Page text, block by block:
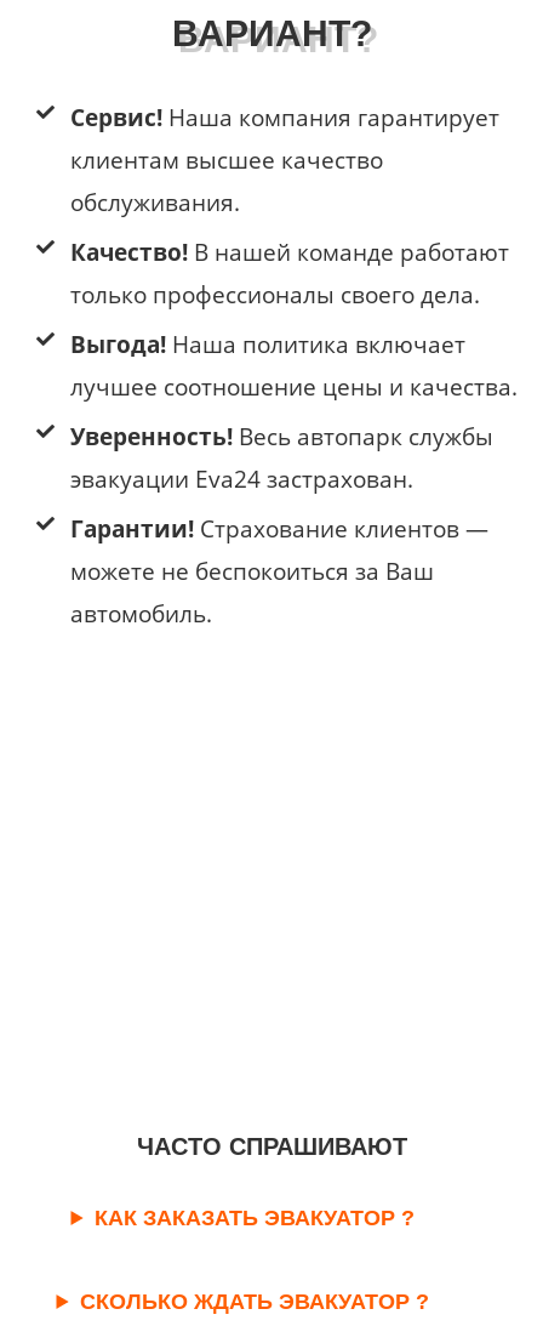
ВАРИАНТ?
Сервис! Наша компания гарантирует
клиентам высшее качество
обслуживания.
Качество! В нашей команде работают
только профессионалы своего дела.
Выгода! Наша политика включает
лучшее соотношение цены и качества.
Уверенность! Весь автопарк службы
эвакуации Eva24 застрахован.
Гарантии! Страхование клиентов —
можете не беспокоиться за Ваш
автомобиль.
ЧАСТО СПРАШИВАЮТ
КАК ЗАКАЗАТЬ ЭВАКУАТОР ?
СКОЛЬКО ЖДАТЬ ЭВАКУАТОР ?